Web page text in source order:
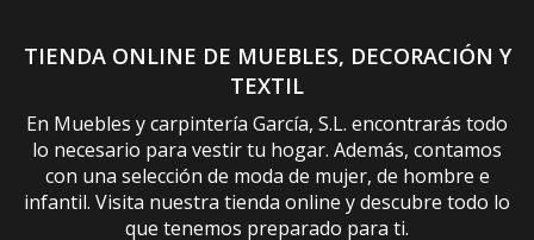
TIENDA ONLINE DE MUEBLES, DECORACIÓN Y
TEXTIL
En Muebles y carpintería García, S.L. encontrarás todo
lo necesario para vestir tu hogar. Además, contamos
con una selección de moda de mujer, de hombre e
infantil. Visita nuestra tienda online y descubre todo lo
que tenemos preparado para ti.